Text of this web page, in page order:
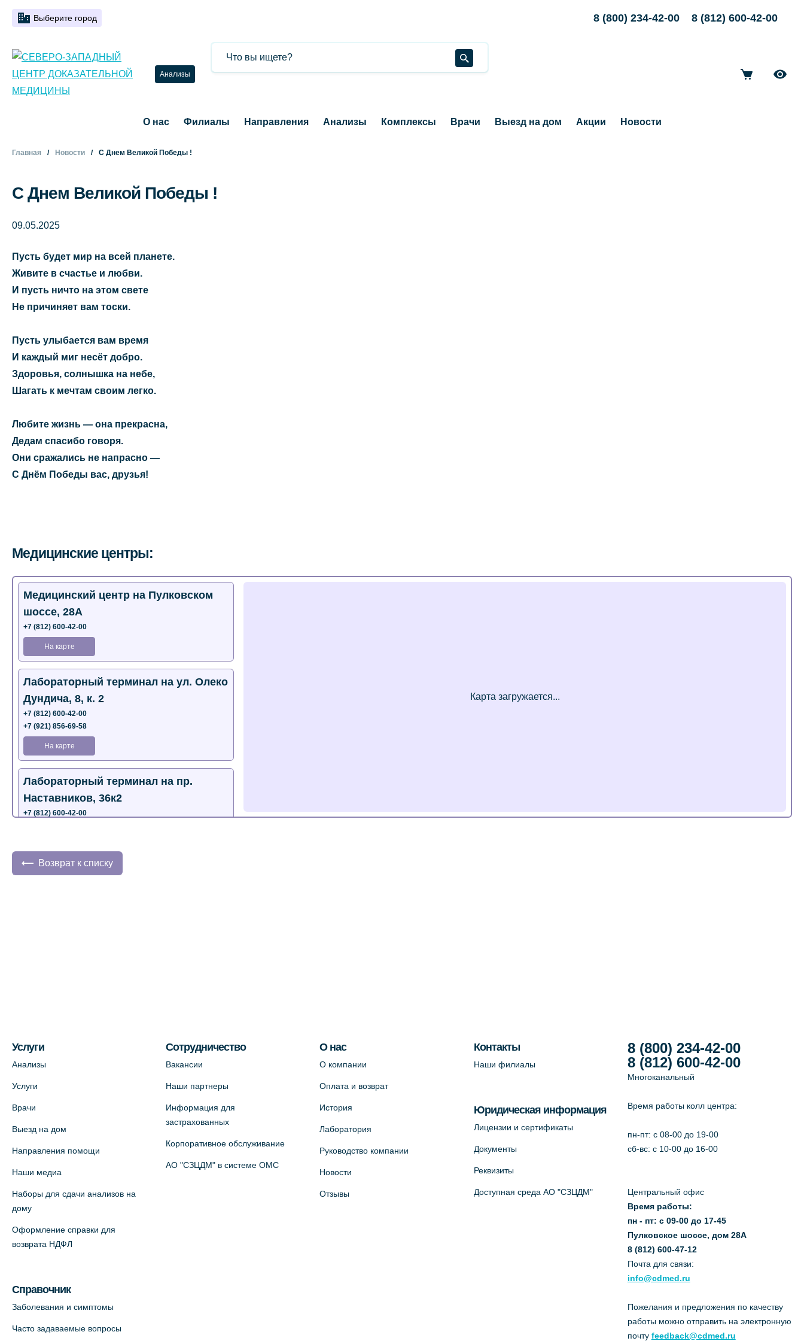
Выберите город 8 (800) 234-42-00 8 (812) 600-42-00
Анализы
О нас Филиалы Направления Анализы Комплексы Врачи Выезд на дом Акции Новости
Главная Новости С Днем Великой Победы !
С Днем Великой Победы !
09.05.2025
Пусть будет мир на всей планете.
Живите в счастье и любви.
И пусть ничто на этом свете
Не причиняет вам тоски.
Пусть улыбается вам время
И каждый миг несёт добро.
Здоровья, солнышка на небе,
Шагать к мечтам своим легко.
Любите жизнь — она прекрасна,
Дедам спасибо говоря.
Они сражались не напрасно —
С Днём Победы вас, друзья!
Медицинские центры:
Медицинский центр на Пулковском
шоссе, 28А
+7 (812) 600-42-00
На карте
Лабораторный терминал на ул. Олеко
Дундича, 8, к. 2
+7 (812) 600-42-00
+7 (921) 856-69-58
На карте
Лабораторный терминал на пр.
Наставников, 36к2
+7 (812) 600-42-00
Медицинский центр на ул. Моисеенко,
5 (официальный партнер)
+7 (812) 660-73-69
Просвещения, 12к2 (официальный
партнер)
+7 (812) 660-73-69
Медицинский центр "Доктор
+7 (812) 664-55-80
На карте
Возврат к списку
Услуги
Анализы
Услуги
Врачи
Выезд на дом
Направления помощи
Наши медиа
Наборы для сдачи анализов на
дому
Оформление справки для
возврата НДФЛ
Справочник
Заболевания и симптомы
Часто задаваемые вопросы
Сотрудничество
Вакансии
Наши партнеры
Информация для
застрахованных
Корпоративное обслуживание
АО "СЗЦДМ" в системе ОМС
О нас
О компании
Оплата и возврат
История
Лаборатория
Руководство компании
Новости
Отзывы
Контакты
Наши филиалы
Юридическая информация
Лицензии и сертификаты
Документы
Реквизиты
Доступная среда АО "СЗЦДМ"
8 (800) 234-42-00
8 (812) 600-42-00
Многоканальный
Время работы колл центра:
пн-пт: c 08-00 до 19-00
сб-вс: с 10-00 до 16-00
Центральный офис
Время работы:
пн - пт: с 09-00 до 17-45
Пулковское шоссе, дом 28А
8 (812) 600-47-12
Почта для связи:
info@cdmed.ru
Пожелания и предложения по качеству
работы можно отправить на электронную
почту feedback@cdmed.ru